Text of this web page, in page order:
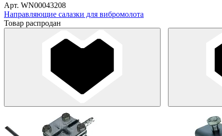
Арт. WN00043208
Направляющие салазки для вибромолота
Товар распродан